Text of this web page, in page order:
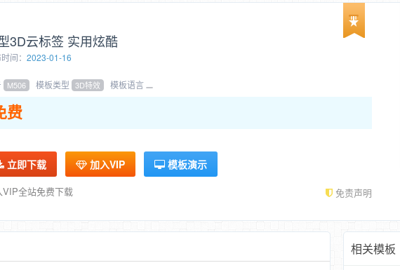
3D云标签 实用炫酷
间： 2023-01-16
M506 模板类型 3D特效 模板语言
费
立即下载 加入VIP 模板演示
VIP全站免费下载 免责声明
相关模板